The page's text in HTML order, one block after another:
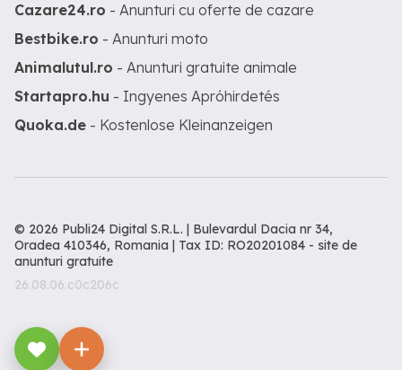
Cazare24.ro - Anunturi cu oferte de cazare
Bestbike.ro - Anunturi moto
Animalutul.ro - Anunturi gratuite animale
Startapro.hu - Ingyenes Apróhirdetés
Quoka.de - Kostenlose Kleinanzeigen
© 2026 Publi24 Digital S.R.L. | Bulevardul Dacia nr 34,
Oradea 410346, Romania | Tax ID: RO20201084 - site de
anunturi gratuite
26.08.06.c0c206c